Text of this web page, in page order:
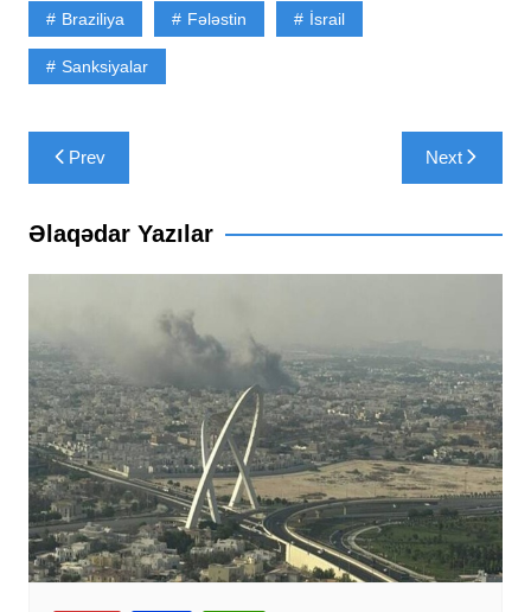
Braziliya Fələstin İsrail
Sanksiyalar
Yazı
naviqasiyası
Prev Next
Əlaqədar Yazılar